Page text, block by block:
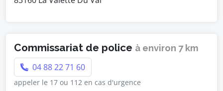
Commissariat de police à environ 7 km
04 88 22 71 60
appeler le 17 ou 112 en cas d'urgence